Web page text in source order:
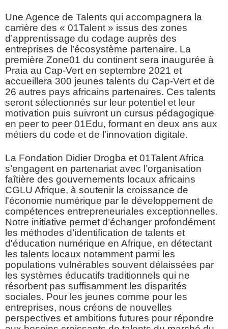
Une Agence de Talents qui accompagnera la
carrière des « 01Talent » issus des zones
d’apprentissage du codage auprès des
entreprises de l’écosystème partenaire. La
première Zone01 du continent sera inaugurée à
Praia au Cap-Vert en septembre 2021 et
accueillera 300 jeunes talents du Cap-Vert et de
26 autres pays africains partenaires. Ces talents
seront sélectionnés sur leur potentiel et leur
motivation puis suivront un cursus pédagogique
en peer to peer 01Edu, formant en deux ans aux
métiers du code et de l’innovation digitale.
La Fondation Didier Drogba et 01Talent Africa
s’engagent en partenariat avec l’organisation
faîtière des gouvernements locaux africains
CGLU Afrique, à soutenir la croissance de
l'économie numérique par le développement de
compétences entrepreneuriales exceptionnelles.
Notre initiative permet d’échanger profondément
les méthodes d’identification de talents et
d'éducation numérique en Afrique, en détectant
les talents locaux notamment parmi les
populations vulnérables souvent délaissées par
les systèmes éducatifs traditionnels qui ne
résorbent pas suffisamment les disparités
sociales. Pour les jeunes comme pour les
entreprises, nous créons de nouvelles
perspectives et ambitions futures pour répondre